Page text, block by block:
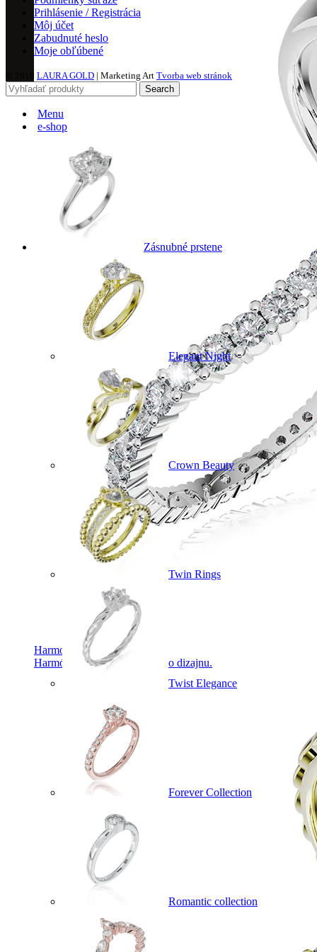
Harmony
Harmónia klasiky a moderného dizajnu.
Prihlásenie / Registrácia
Môj účet
Zabudnuté heslo
Moje obľúbené
LAURA GOLD | Marketing Art Tvorba web stránok
Search
Menu
e-shop
Zásnubné prstene
Elegant Night
Crown Beauty
Twin Rings
Twist Elegance
Forever Collection
Romantic collection